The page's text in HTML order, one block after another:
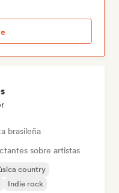
brasileña
sobre artistas
country
Indie rock